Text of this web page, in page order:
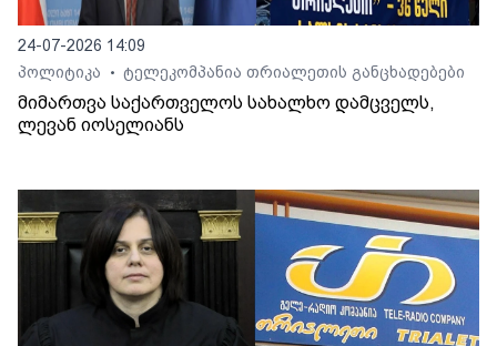
24-07-2026 14:09
პოლიტიკა
• ტელეკომპანია თრიალეთის განცხადებები
მიმართვა საქართველოს სახალხო დამცველს,
ლევან იოსელიანს